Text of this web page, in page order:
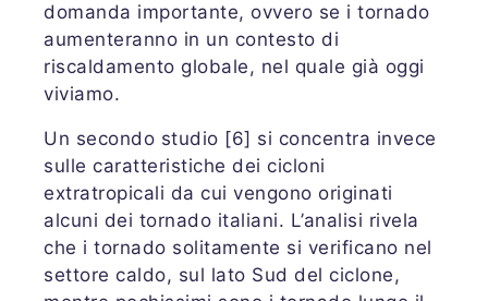
domanda importante, ovvero se i tornado
aumenteranno in un contesto di
riscaldamento globale, nel quale già oggi
viviamo.
Un secondo studio [6] si concentra invece
sulle caratteristiche dei cicloni
extratropicali da cui vengono originati
alcuni dei tornado italiani. L’analisi rivela
che i tornado solitamente si verificano nel
settore caldo, sul lato Sud del ciclone,